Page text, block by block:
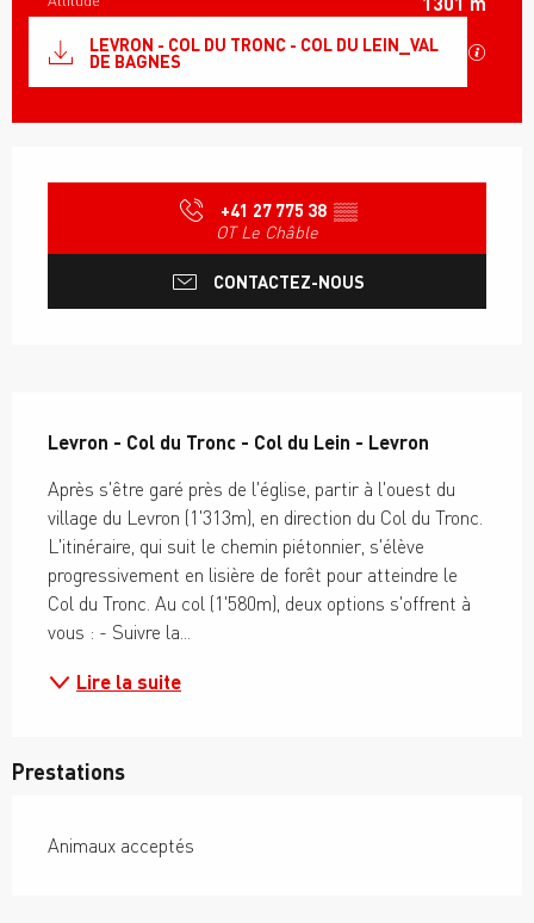
LEVRON - COL DU TRONC - COL DU LEIN_VAL
DE BAGNES
+41 27 775 38 ▒▒
OT Le Châble
CONTACTEZ-NOUS
Levron - Col du Tronc - Col du Lein - Levron
Après s'être garé près de l'église, partir à l'ouest du
village du Levron (1'313m), en direction du Col du Tronc.
L'itinéraire, qui suit le chemin piétonnier, s'élève
progressivement en lisière de forêt pour atteindre le
Col du Tronc. Au col (1'580m), deux options s'offrent à
vous : - Suivre la...
Lire la suite
Prestations
Animaux acceptés